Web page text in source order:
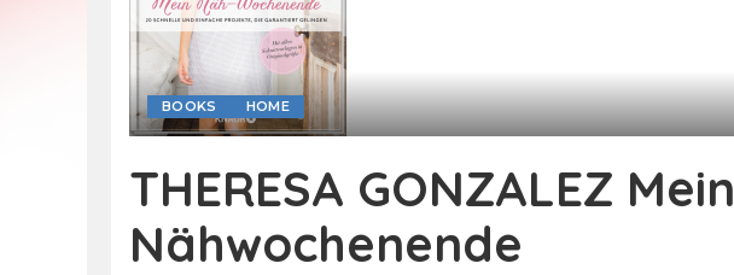
BOOKS HOME
THERESA GONZALEZ Mein
Nähwochenende